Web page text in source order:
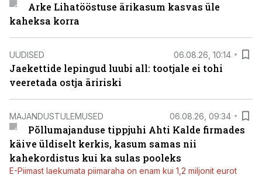
Arke Lihatööstuse ärikasum kasvas üle
kaheksa korra
UUDISED 06.08.26, 10:14
Jaekettide lepingud luubi all: tootjale ei tohi
veeretada ostja äririski
MAJANDUSTULEMUSED 06.08.26, 09:34
Põllumajanduse tippjuhi Ahti Kalde firmades
käive üldiselt kerkis, kasum samas nii
kahekordistus kui ka sulas pooleks
E-Piimast laekumata piimaraha on enam kui 1,2 miljonit eurot